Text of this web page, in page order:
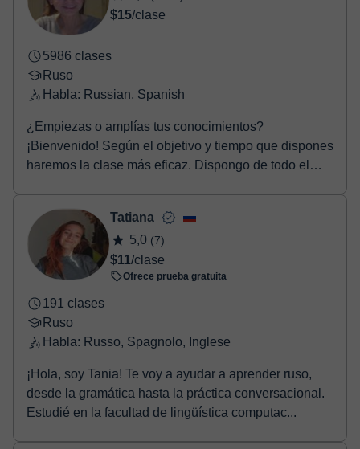
$15/clase
5986 clases
Ruso
Habla: Russian, Spanish
¿Empiezas o amplías tus conocimientos?
¡Bienvenido! Según el objetivo y tiempo que dispones
haremos la clase más eficaz. Dispongo de todo el
Tatiana
5,0 (7)
$11/clase
Ofrece prueba gratuita
191 clases
Ruso
Habla: Russo, Spagnolo, Inglese
¡Hola, soy Tania! Te voy a ayudar a aprender ruso,
desde la gramática hasta la práctica conversacional.
Estudié en la facultad de lingüística computac...